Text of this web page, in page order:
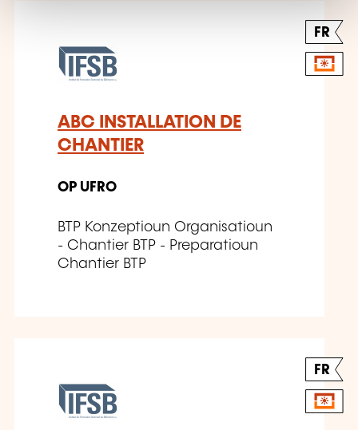
FR
ABC INSTALLATION DE
CHANTIER
OP UFRO
BTP Konzeptioun Organisatioun
- Chantier BTP - Preparatioun
Chantier BTP
FR